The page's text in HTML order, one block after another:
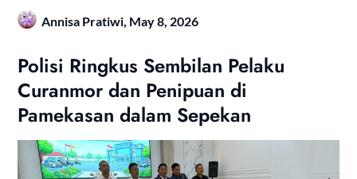
Annisa Pratiwi, May 8, 2026
Polisi Ringkus Sembilan Pelaku
Curanmor dan Penipuan di
Pamekasan dalam Sepekan